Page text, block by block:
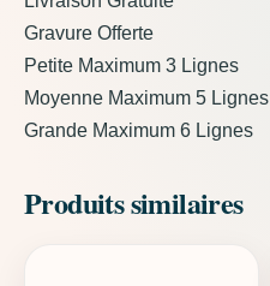
Gravure Offerte
Petite Maximum 3 Lignes
Moyenne Maximum 5 Lignes
Grande Maximum 6 Lignes
Produits similaires